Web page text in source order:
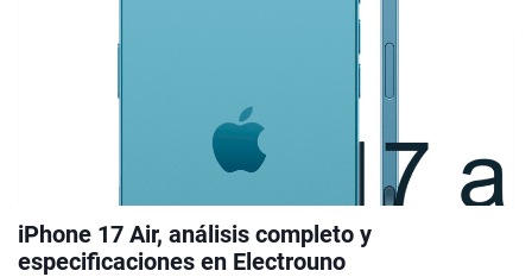
iPhone 17 Air, análisis completo y
especificaciones en Electrouno